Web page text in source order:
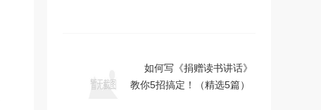
如何写《捐赠读书讲话》
教你5招搞定！（精选5篇）